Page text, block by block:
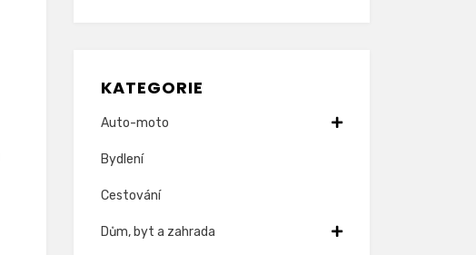
KATEGORIE
Auto-moto
Bydlení
Cestování
Dům, byt a zahrada